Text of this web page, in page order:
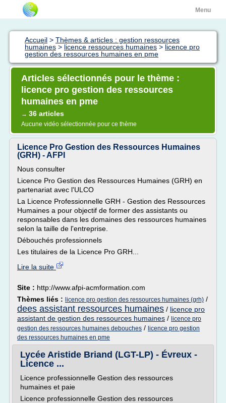
Menu
Accueil > Thèmes & articles : gestion ressources
humaines > licence ressources humaines > licence pro
gestion des ressources humaines en pme
Articles sélectionnés pour le thème :
licence pro gestion des ressources
humaines en pme
→ 36 articles
Aucune vidéo sélectionnée pour ce thème
Licence Pro Gestion des Ressources Humaines
(GRH) - AFPI
Nous consulter
Licence Pro Gestion des Ressources Humaines (GRH) en
partenariat avec l'ULCO
La Licence Professionnelle GRH - Gestion des Ressources
Humaines a pour objectif de former des assistants ou
responsables dans les domaines des ressources humaines
selon la taille de l'entreprise.
Débouchés professionnels
Les titulaires de la Licence Pro GRH...
Lire la suite
Site : http://www.afpi-acmformation.com
Thèmes liés : licence pro gestion des ressources humaines (grh) /
dees assistant ressources humaines / licence pro
assistant de gestion des ressources humaines / licence pro
gestion des ressources humaines debouches / licence pro gestion
des ressources humaines en pme
Lycée Aristide Briand (LGT-LP) - Évreux -
Licence ...
Licence professionnelle Gestion des ressources
humaines et paie
Licence professionnelle Gestion des ressources